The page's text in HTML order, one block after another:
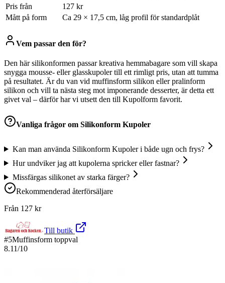
Pris från
127 kr
Mått på form
Ca 29 × 17,5 cm, låg profil för standardplåt
Vem passar den för?
Den här silikonformen passar kreativa hemmabagare som vill skapa
snygga mousse- eller glasskupoler till ett rimligt pris, utan att tumma
på resultatet. Är du van vid muffinsform silikon eller pralinform
silikon och vill ta nästa steg mot imponerande desserter, är detta ett
givet val – därför har vi utsett den till Kupolform favorit.
Vanliga frågor om Silikonform Kupoler
Kan man använda Silikonform Kupoler i både ugn och frys?
Hur undviker jag att kupolerna spricker eller fastnar?
Missfärgas silikonet av starka färger?
Rekommenderad återförsäljare
Från 127 kr
Till butik
#5Muffinsform toppval
8.11/10